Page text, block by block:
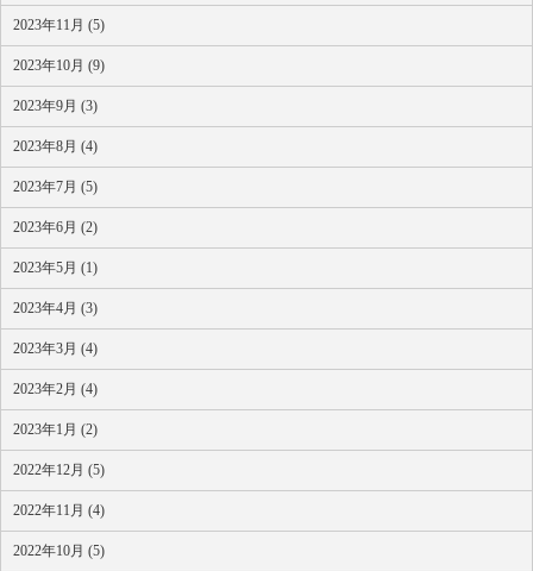
2023年11月 (5)
2023年10月 (9)
2023年9月 (3)
2023年8月 (4)
2023年7月 (5)
2023年6月 (2)
2023年5月 (1)
2023年4月 (3)
2023年3月 (4)
2023年2月 (4)
2023年1月 (2)
2022年12月 (5)
2022年11月 (4)
2022年10月 (5)